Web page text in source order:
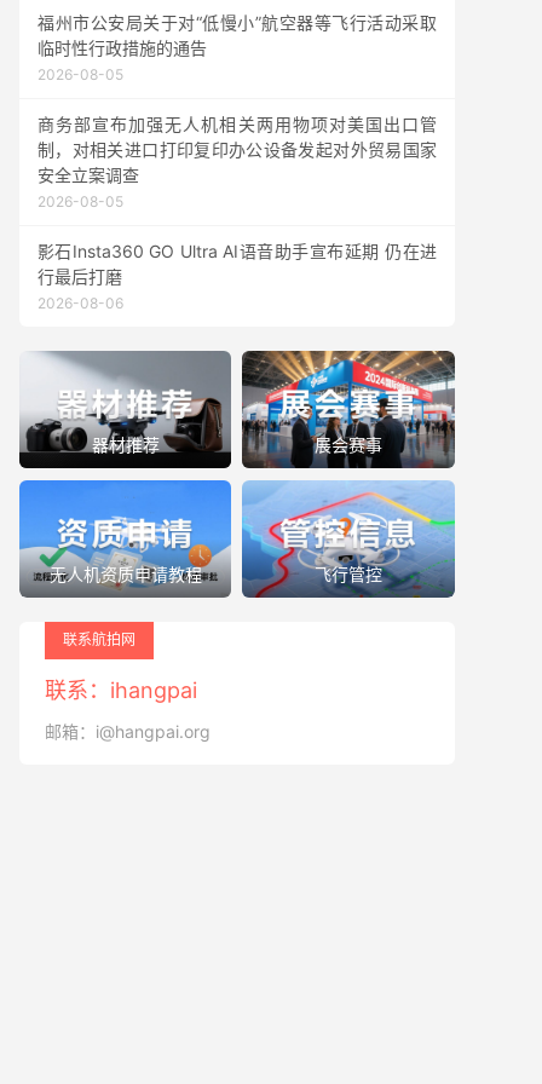
福州市公安局关于对“低慢小”航空器等飞行活动采取
临时性行政措施的通告
2026-08-05
商务部宣布加强无人机相关两用物项对美国出口管
制，对相关进口打印复印办公设备发起对外贸易国家
安全立案调查
2026-08-05
影石Insta360 GO Ultra AI语音助手宣布延期 仍在进
行最后打磨
2026-08-06
器材推荐 展会赛事
无人机资质申请教程 飞行管控
联系航拍网
联系：ihangpai
邮箱：i@hangpai.org